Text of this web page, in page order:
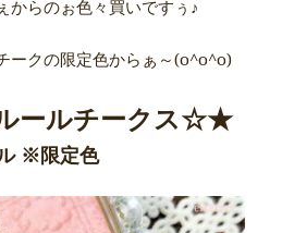
からのぉ色々買いですぅ♪
ークの限定色からぁ～(o^o^o)
ールチークス☆★
※限定色